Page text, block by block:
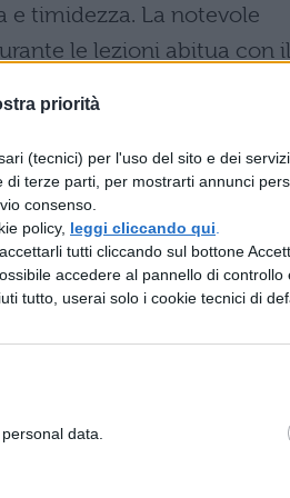
priorità
(tecnici) per l'uso del sito e dei
terze parti, per mostrarti annunci
consenso.
policy, leggi cliccando qui
tutti cliccando sul bottone
accedere al pannello di controllo
tutto, userai solo i cookie tecnici di
data.
e timidezza. La notevole
le lezioni abitua con il
sempre più l’uso
!
per quanto molto più
che ci si sorbisce durante
infatti una serie di
il pomeriggio. Sarete
musei e di mostre
parlare prima, come
recitazione, balli di gruppo,
sera vi recherete in
al cinema, o nei tipici pub